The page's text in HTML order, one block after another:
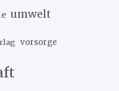
umwelt
vorsorge